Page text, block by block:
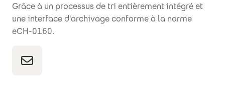
Grâce à un processus de tri entièrement intégré et
une interface d'archivage conforme à la norme
eCH-0160.